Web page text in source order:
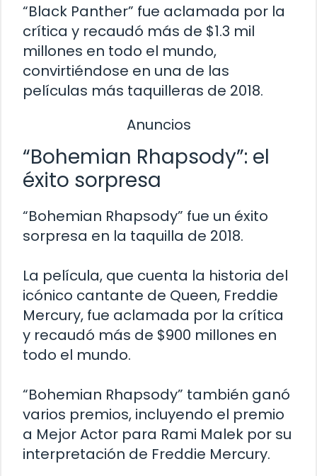
“Black Panther” fue aclamada por la
crítica y recaudó más de $1.3 mil
millones en todo el mundo,
convirtiéndose en una de las
películas más taquilleras de 2018.
Anuncios
“Bohemian Rhapsody”: el
éxito sorpresa
“Bohemian Rhapsody” fue un éxito
sorpresa en la taquilla de 2018.
La película, que cuenta la historia del
icónico cantante de Queen, Freddie
Mercury, fue aclamada por la crítica
y recaudó más de $900 millones en
todo el mundo.
“Bohemian Rhapsody” también ganó
varios premios, incluyendo el premio
a Mejor Actor para Rami Malek por su
interpretación de Freddie Mercury.